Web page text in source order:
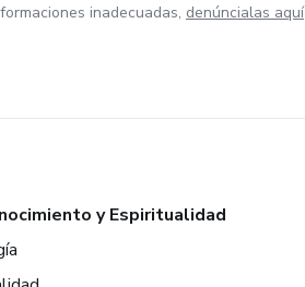
inadecuadas, denúncialas aquí
y Espiritualidad